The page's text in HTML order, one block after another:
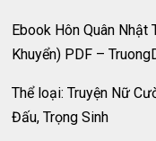
Ebook Hôn Quân Nhật
Khuyển) PDF –
Thể loại: Truyện Nữ
Đấu, Trọng Sinh